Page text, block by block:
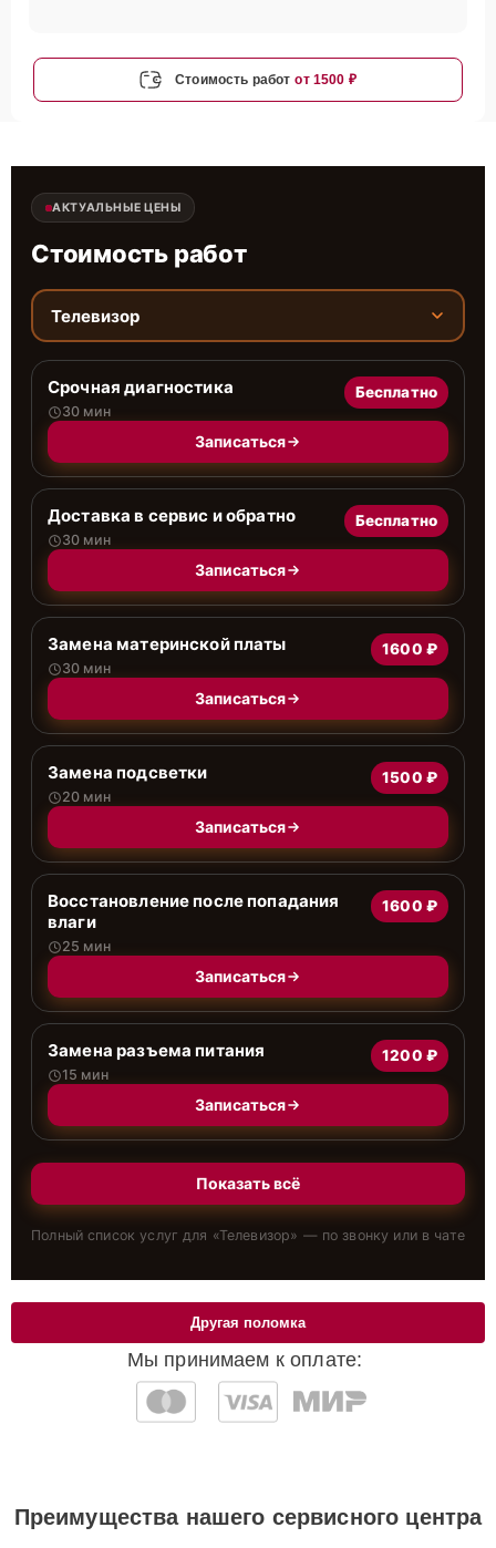
Стоимость работ от 1500 ₽
АКТУАЛЬНЫЕ ЦЕНЫ
Стоимость работ
Телевизор
Срочная диагностика
30 мин
Бесплатно
Записаться
Доставка в сервис и обратно
30 мин
Бесплатно
Записаться
Замена материнской платы
30 мин
1600 ₽
Записаться
Замена подсветки
20 мин
1500 ₽
Записаться
Восстановление после попадания
влаги
25 мин
1600 ₽
Записаться
Замена разъема питания
15 мин
1200 ₽
Записаться
Показать всё
Полный список услуг для «Телевизор» — по звонку или в чате
Мы принимаем к оплате:
Другая поломка
Преимущества нашего сервисного центра